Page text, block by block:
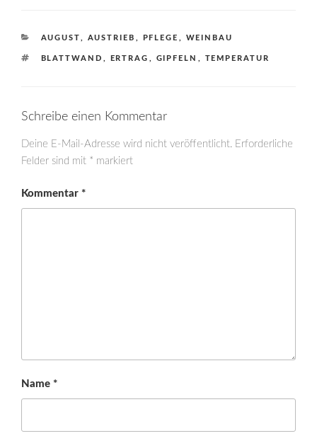
KATEGORIEN
AUGUST , AUSTRIEB , PFLEGE , WEINBAU
SCHLAGWÖRTER
BLATTWAND , ERTRAG , GIPFELN , TEMPERATUR
Schreibe einen Kommentar
Deine E-Mail-Adresse wird nicht veröffentlicht. Erforderliche
Felder sind mit * markiert
Kommentar *
Name *